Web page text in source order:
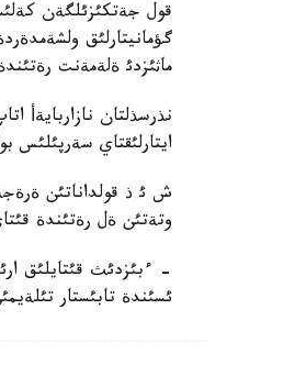
قول جةتكئزئلگةن
گؤمانيتارلئق
ماثئزدئ ةلةمةنت
نذرسذلتان نازاربايةأ
ايتارلئقتاي سةرپئلئس
ش ئ ذ قولداناتئن
وتةتئن ةل رةتئندة
- ءبئزدئث قئتايلئق
ئسئندة تابئستار